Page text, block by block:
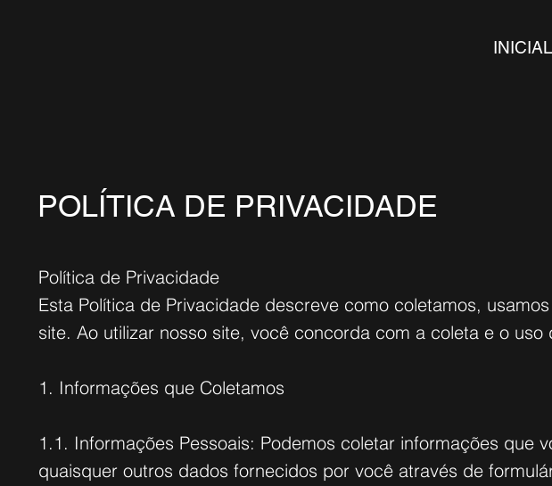
INICIAL
POLÍTICA DE PRIVACIDADE
Política de Privacidade
Esta Política de Privacidade descreve como coletamos,
site. Ao utilizar nosso site, você concorda com a coleta e o
1. Informações que Coletamos
1.1. Informações Pessoais: Podemos coletar informações
quaisquer outros dados fornecidos por você através de